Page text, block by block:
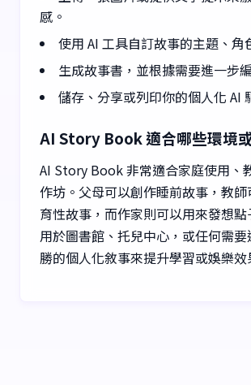
感。
使用 AI 工具自訂故事的主題、角
生成故事書，並根據需要進一步
儲存、分享或列印你的個人化 AI
AI Story Book 適合哪些環境
AI Story Book 非常適合家庭使用、
作坊。父母可以創作睡前故事，教
育性故事，而作家則可以用來發想
用於圖書館、托兒中心，或任何需
勝的個人化敘事來提升學習或娛樂效